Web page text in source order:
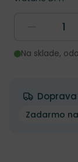
Na sklade,
Zadarmo